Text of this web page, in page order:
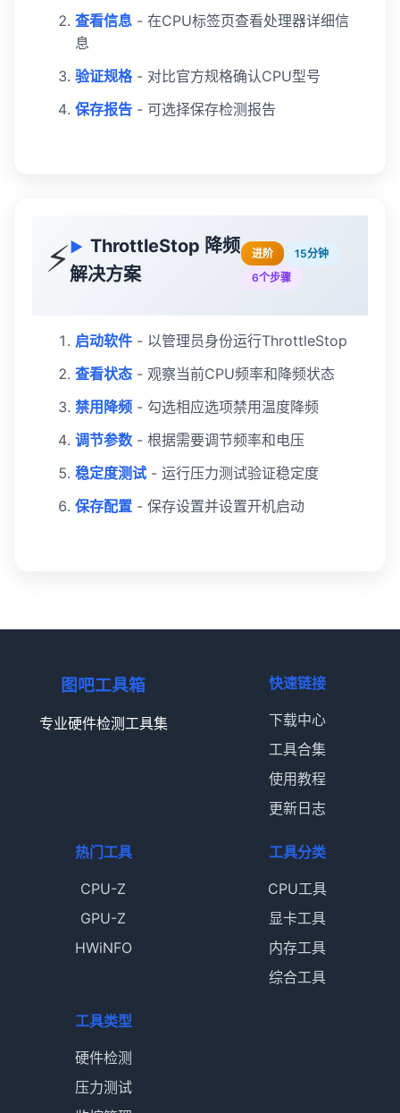
查看信息 - 在CPU标签页查看处理器详细信
息
验证规格- 对比官方规格确认CPU型号
保存报告 - 可选择保存检测报告
⚡
ThrottleStop 降频
解决方案
进阶
15分钟
6个步骤
启动软件 - 以管理员身份运行ThrottleStop
查看状态 - 观察当前CPU频率和降频状态
禁用降频 - 勾选相应选项禁用温度降频
调节参数 - 根据需要调节频率和电压
稳定度测试 - 运行压力测试验证稳定度
保存配置 - 保存设置并设置开机启动
图吧工具箱
专业硬件检测工具集
快速链接
下载中心
工具合集
使用教程
更新日志
热门工具
CPU-Z
GPU-Z
HWiNFO
工具分类
CPU工具
显卡工具
内存工具
综合工具
工具类型
硬件检测
压力测试